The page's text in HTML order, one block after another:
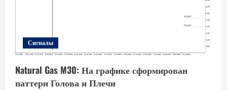
Сигналы
Natural Gas M30: На графике сформирован
паттерн Голова и Плечи